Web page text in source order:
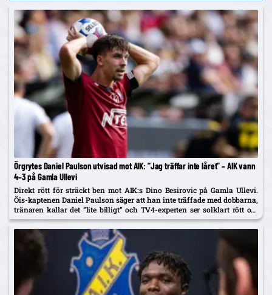
Örgrytes Daniel Paulson utvisad mot AIK: ”Jag träffar inte låret” – AIK vann
4–3 på Gamla Ullevi
Direkt rött för sträckt ben mot AIK:s Dino Besirovic på Gamla Ullevi.
Öis-kaptenen Daniel Paulson säger att han inte träffade med dobbarna,
tränaren kallar det ”lite billigt” och TV4-experten ser solklart rött om
det var träff.